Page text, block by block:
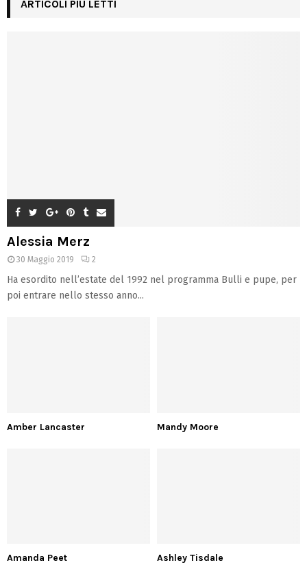
ARTICOLI PIÙ LETTI
Alessia Merz
30 Maggio 2019 2
Ha esordito nell’estate del 1992 nel programma Bulli e pupe, per
poi entrare nello stesso anno...
Amber Lancaster Mandy Moore
Amanda Peet Ashley Tisdale